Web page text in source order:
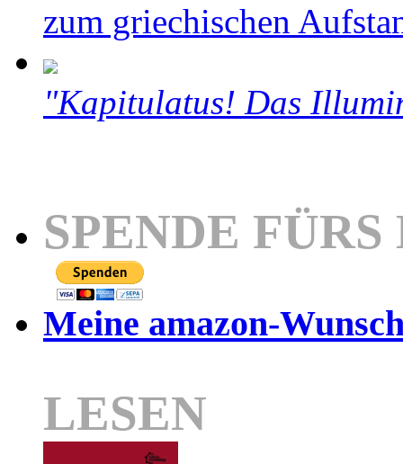
zum griechischen
"Kapitulatus! Das
SPENDE
Meine amazon-
LESEN